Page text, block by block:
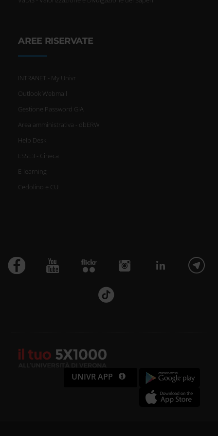
AREE RISERVATE
INTRANET - My Univr
Outlook Webmail
Gestione Password GIA
Area amministrativa - dbERW
Help Desk
ESSE3 - Cineca
E-learning
Cedolino e CU
UNIVR APP